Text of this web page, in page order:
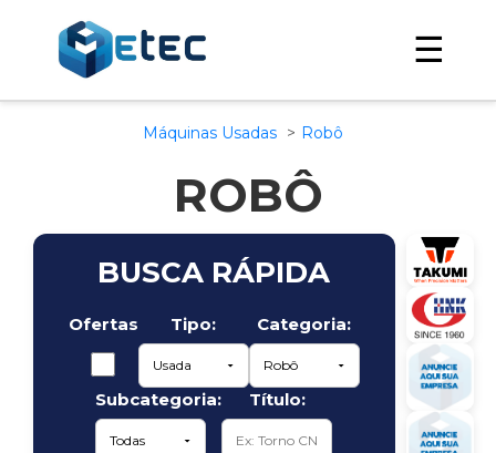
☰
Máquinas Usadas Robô
ROBÔ
BUSCA RÁPIDA
Ofertas Tipo: Categoria:
Subcategoria: Título: